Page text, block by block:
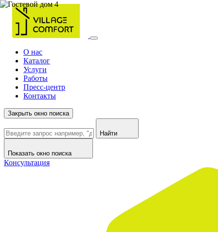
О нас
Каталог
Услуги
Работы
Пресс-центр
Контакты
Закрыть окно поиска
Найти
Показать окно поиска
Консультация